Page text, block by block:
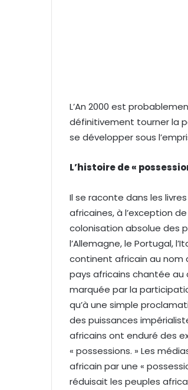
L’An 2000 est
définitivement tourner la
se développer sous
L’histoire de «
Il se raconte dans les
africaines, à l’exception
colonisation absolue des
l’Allemagne, le Portugal,
continent africain au nom
pays africains chantée au
marquée par la
qu’à une simple
des puissances
africains ont enduré des
« possessions. » Les
africain par une «
réduisait les peuples